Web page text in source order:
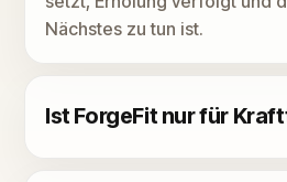
Nächstes zu tun ist.
Ist ForgeFit nur für